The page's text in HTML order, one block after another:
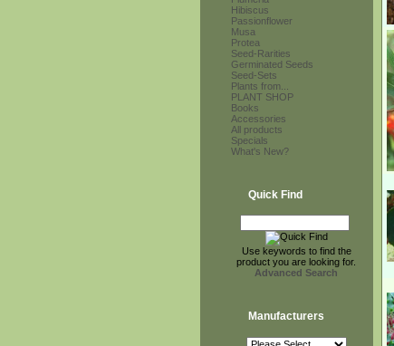
Hibiscus
Passionflower
Musa
Protea
Seed-Rarities
Germinated Seeds
Seed-Sets
Plants from...
PLANT SHOP
Books
Accessories
All products
Specials
What's New?
Quick Find
Use keywords to find the
product you are looking for.
Advanced Search
Manufacturers